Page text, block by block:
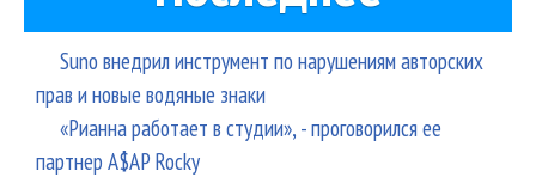
Suno внедрил инструмент по нарушениям авторских
прав и новые водяные знаки
«Рианна работает в студии», - проговорился ее
партнер A$AP Rocky